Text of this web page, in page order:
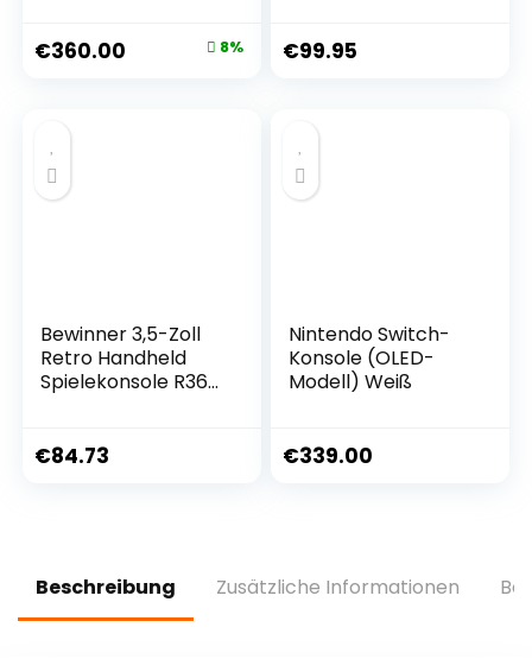
Handheld Gaming
Console
€360.00 8%
20+ Emulatoren für
PSP, N64, GB, über
kompatibel mit 64-
Bit-3D-Simulatoren
€99.95
Bewinner 3,5-Zoll
Retro Handheld
Spielekonsole R36s,
Linux/Garlic
€84.73
Nintendo Switch-
Konsole (OLED-
Modell) Weiß
€339.00
Beschreibung Zusätzliche Informationen